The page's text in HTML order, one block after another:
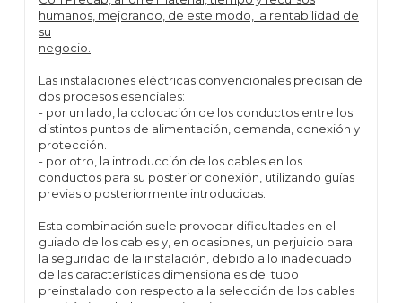
humanos, mejorando, de este modo, la rentabilidad de
su
negocio.
Las instalaciones eléctricas convencionales precisan de
dos procesos esenciales:
- por un lado, la colocación de los conductos entre los
distintos puntos de alimentación, demanda, conexión y
protección.
- por otro, la introducción de los cables en los
conductos para su posterior conexión, utilizando guías
previas o posteriormente introducidas.
Esta combinación suele provocar dificultades en el
guiado de los cables y, en ocasiones, un perjuicio para
la seguridad de la instalación, debido a lo inadecuado
de las características dimensionales del tubo
preinstalado con respecto a la selección de los cables